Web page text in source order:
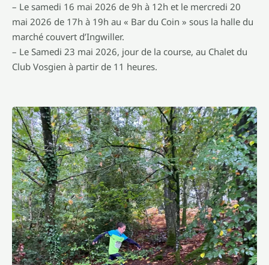
– Le samedi 16 mai 2026 de 9h à 12h et le mercredi 20
mai 2026 de 17h à 19h au « Bar du Coin » sous la halle du
marché couvert d’Ingwiller.
– Le Samedi 23 mai 2026, jour de la course, au Chalet du
Club Vosgien à partir de 11 heures.